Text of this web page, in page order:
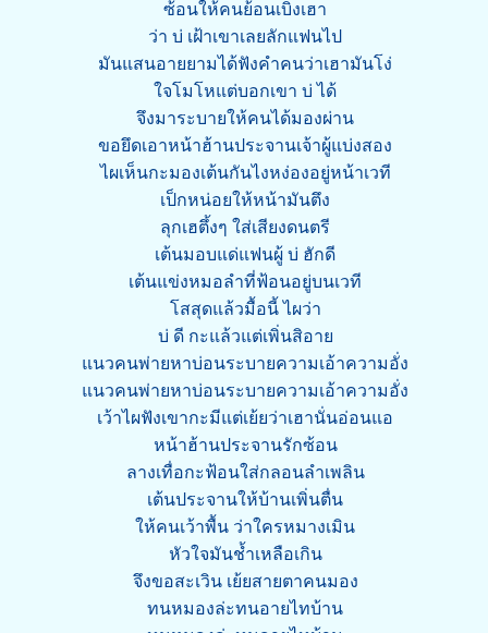
ซ้อนให้คนย้อนเบิ่งเฮา
ว่า บ่ เฝ้าเขาเลยลักแฟนไป
มันแสนอายยามได้ฟังคำคนว่าเฮามันโง่
ใจโมโหแต่บอกเขา บ่ ได้
จึงมาระบายให้คนได้มองผ่าน
ขอยึดเอาหน้าฮ้านประจานเจ้าผู้แบ่งสอง
ไผเห็นกะมองเต้นกันไงหง่องอยู่หน้าเวที
เป็กหน่อยให้หน้ามันตึง
ลุกเฮตึ้งๆ ใส่เสียงดนตรี
เต้นมอบแด่แฟนผู้ บ่ ฮักดี
เต้นแข่งหมอลำที่ฟ้อนอยู่บนเวที
โสสุดแล้วมื้อนี้ ไผว่า
บ่ ดี กะแล้วแต่เพิ่นสิอาย
แนวคนพ่ายหาบ่อนระบายความเอ้าความอั่ง
แนวคนพ่ายหาบ่อนระบายความเอ้าความอั่ง
เว้าไผฟังเขากะมีแต่เย้ยว่าเฮานั่นอ่อนแอ
หน้าฮ้านประจานรักซ้อน
ลางเทื่อกะฟ้อนใส่กลอนลำเพลิน
เต้นประจานให้บ้านเพิ่นตื่น
ให้คนเว้าพื้น ว่าใครหมางเมิน
หัวใจมันช้ำเหลือเกิน
จึงขอสะเวิน เย้ยสายตาคนมอง
ทนหมองล่ะทนอายไทบ้าน